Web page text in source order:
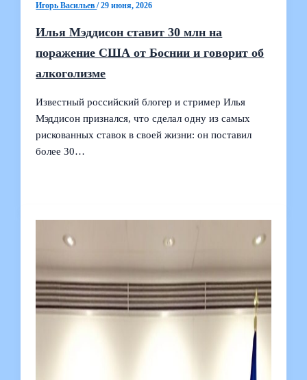
Игорь Васильев/29 июня, 2026
Илья Мэддисон ставит 30 млн на
поражение США от Боснии и говорит об
алкоголизме
Известный российский блогер и стример Илья
Мэддисон признался, что сделал одну из самых
рискованных ставок в своей жизни: он поставил
более 30…